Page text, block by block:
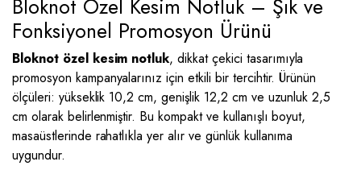
Bloknot Özel Kesim Notluk – Şık ve
Fonksiyonel Promosyon Ürünü
Bloknot özel kesim notluk, dikkat çekici tasarımıyla
promosyon kampanyalarınız için etkili bir tercihtir. Ürünün
ölçüleri: yükseklik 10,2 cm, genişlik 12,2 cm ve uzunluk 2,5
cm olarak belirlenmiştir. Bu kompakt ve kullanışlı boyut,
masaüstlerinde rahatlıkla yer alır ve günlük kullanıma
uygundur.